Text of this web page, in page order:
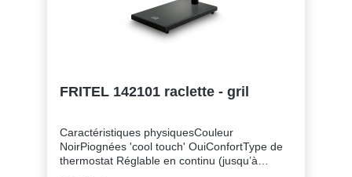
FRITEL 142101 raclette - gril
Caractéristiques physiquesCouleur
NoirPiognées 'cool touch' OuiConfortType de
thermostat Réglable en continu (jusqu’à